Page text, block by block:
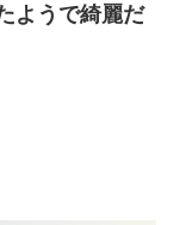
ようで綺麗だ